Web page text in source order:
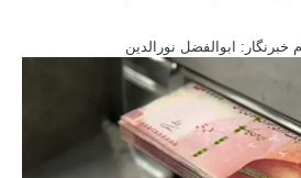
خبرنگار: ابوالفضل نورالدین